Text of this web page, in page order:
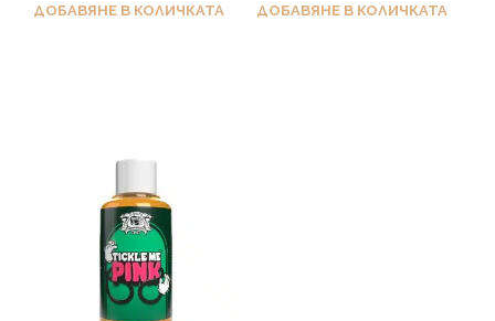
ДОБАВЯНЕ В КОЛИЧКАТА
ДОБАВЯНЕ В КОЛИЧКАТА